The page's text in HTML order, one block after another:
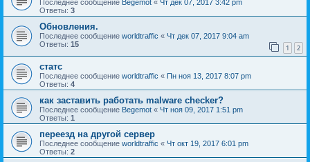
Последнее сообщение Begemot « Чт дек 07, 2017 3:42 pm
Ответы: 3
Обновления.
Последнее сообщение worldtraffic « Чт дек 07, 2017 9:04 am
Ответы: 15 1 2
статс
Последнее сообщение worldtraffic « Пн ноя 13, 2017 8:07 pm
Ответы: 4
как заставить работать malware checker?
Последнее сообщение Begemot « Чт ноя 09, 2017 1:51 pm
Ответы: 1
переезд на другой сервер
Последнее сообщение worldtraffic « Чт окт 19, 2017 6:01 pm
Ответы: 2